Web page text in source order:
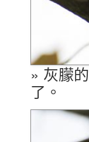
» 灰朦
了。